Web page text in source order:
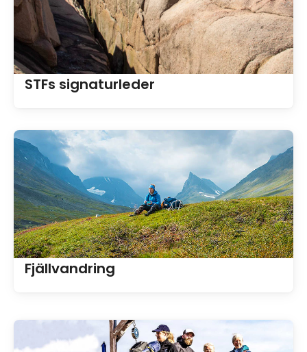
STFs signaturleder
Fjällvandring